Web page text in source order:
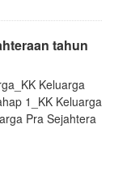
tahun
Keluarga
1_KK Keluarga
Pra Sejahtera